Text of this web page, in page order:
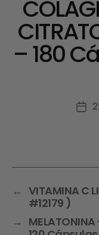
– 180
← VITAMINA C
#12179 )
→ MELATONINA